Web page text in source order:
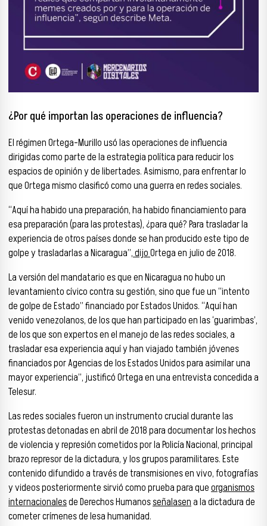
¿Por qué importan las operaciones de influencia?
El régimen Ortega-Murillo usó las operaciones de influencia
dirigidas como parte de la estrategia política para reducir los
espacios de opinión y de libertades. Asimismo, para enfrentar lo
que Ortega mismo clasificó como una guerra en redes sociales.
“Aquí ha habido una preparación, ha habido financiamiento para
esa preparación (para las protestas), ¿para qué? Para trasladar la
experiencia de otros países donde se han producido este tipo de
golpe y trasladarlas a Nicaragua”,dijoOrtega en julio de 2018.
La versión del mandatario es que en Nicaragua no hubo un
levantamiento cívico contra su gestión, sino que fue un “intento
de golpe de Estado” financiado por Estados Unidos. “Aquí han
venido venezolanos, de los que han participado en las ‘guarimbas’,
de los que son expertos en el manejo de las redes sociales, a
trasladar esa experiencia aquí y han viajado también jóvenes
financiados por Agencias de los Estados Unidos para asimilar una
mayor experiencia”, justificó Ortega en una entrevista concedida a
Telesur.
Las redes sociales fueron un instrumento crucial durante las
protestas detonadas en abril de 2018 para documentar los hechos
de violencia y represión cometidos por la Policía Nacional, principal
brazo represor de la dictadura, y los grupos paramilitares. Este
contenido difundido a través de transmisiones en vivo, fotografías
y videos posteriormente sirvió como prueba para queorganismos
internacionalesde Derechos Humanosseñalasena la dictadura de
cometer crímenes de lesa humanidad.